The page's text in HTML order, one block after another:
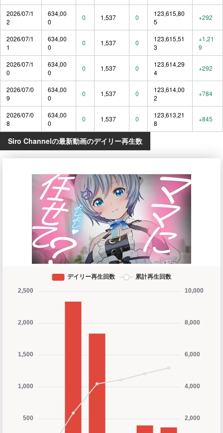
2026/07/1
2
634,00
0
0 1,537 0
123,615,80
5
+292
2026/07/1
1
634,00
0
0 1,537 0
123,615,51
3
+1,21
9
2026/07/1
0
634,00
0
0 1,537 0
123,614,29
4
+292
2026/07/0
9
634,00
0
0 1,537 0
123,614,00
2
+784
2026/07/0
8
634,00
0
0 1,537 0
123,613,21
8
+845
Siro Channelの最新動画のデイリー再生数